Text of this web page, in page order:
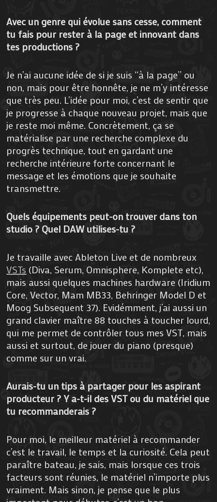
Avec un genre qui évolue sans cesse, comment
tu fais pour rester à la page et innovant dans
tes productions ?
Je n’ai aucune idée de si je suis “à la page” ou
non, mais pour être honnête, je ne m’y intéresse
que très peu. L’idée pour moi, c’est de sentir que
je progresse à chaque nouveau projet, mais que
je reste moi même. Concrètement, ça se
matérialise par une recherche complexe du
progrès technique, tout en gardant une
recherche intérieure forte concernant le
message et les émotions que je souhaite
transmettre.
Quels équipements peut-on trouver dans ton
studio ? Quel DAW utilises-tu ?
Je travaille avec Ableton Live et de nombreux
VSTs (Diva, Serum, Omnisphere, Komplete etc),
mais aussi quelques machines hardware (Iridium
Core, Vector, Mam MB33, Behringer Model D et
Moog Subsequent 37). Evidémment, j’ai aussi un
grand clavier maître 88 touches à toucher lourd,
qui me permet de contrôler tous mes VST, mais
aussi et surtout, de jouer du piano (presque)
comme sur un vrai.
Aurais-tu un tips à partager pour les aspirant
producteur ? Y a-t-il des VST ou du matériel que
tu recommanderais ?
Pour moi, le meilleur matériel à recommander
c’est le travail, le temps et la curiosité. Cela peut
paraître bateau, je sais, mais lorsque ces trois
facteurs sont réunies, le matériel n’importe plus
vraiment. Mais sinon, je pense que le plus